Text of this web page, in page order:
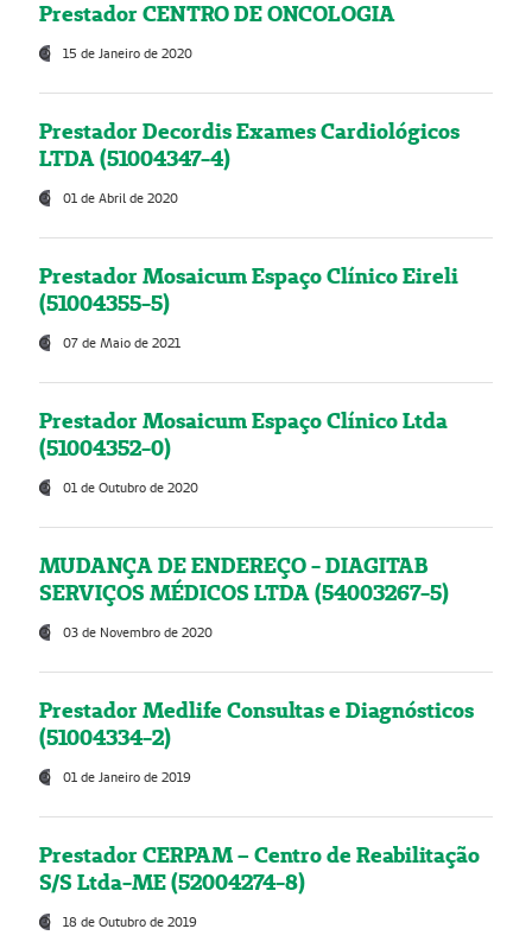
Prestador CENTRO DE ONCOLOGIA
15 de Janeiro de 2020
Prestador Decordis Exames Cardiológicos
LTDA (51004347-4)
01 de Abril de 2020
Prestador Mosaicum Espaço Clínico Eireli
(51004355-5)
07 de Maio de 2021
Prestador Mosaicum Espaço Clínico Ltda
(51004352-0)
01 de Outubro de 2020
MUDANÇA DE ENDEREÇO - DIAGITAB
SERVIÇOS MÉDICOS LTDA (54003267-5)
03 de Novembro de 2020
Prestador Medlife Consultas e Diagnósticos
(51004334-2)
01 de Janeiro de 2019
Prestador CERPAM – Centro de Reabilitação
S/S Ltda-ME (52004274-8)
18 de Outubro de 2019